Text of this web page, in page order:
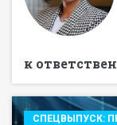
к
СПЕЦВЫПУСК: